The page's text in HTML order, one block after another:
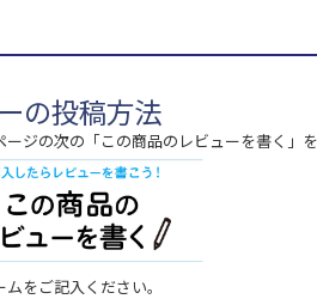
の投稿方法
ージの次の「この商品のレビューを書く」
をご記入ください。